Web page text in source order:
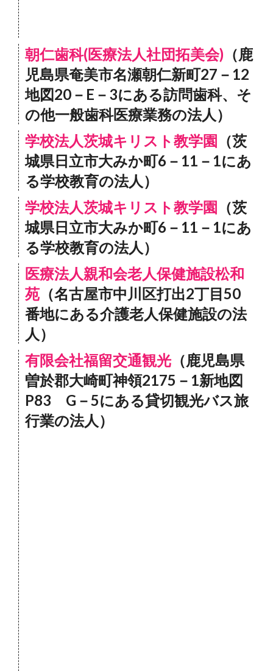
朝仁歯科(医療法人社団拓美会) （鹿
児島県奄美市名瀬朝仁新町27－12
地図20－E－3にある訪問歯科、そ
の他一般歯科医療業務の法人）
学校法人茨城キリスト教学園 （茨
城県日立市大みか町6－11－1にあ
る学校教育の法人）
学校法人茨城キリスト教学園 （茨
城県日立市大みか町6－11－1にあ
る学校教育の法人）
医療法人親和会老人保健施設松和
苑 （名古屋市中川区打出2丁目50
番地にある介護老人保健施設の法
人）
有限会社福留交通観光 （鹿児島県
曽於郡大崎町神領2175－1新地図
P83 G－5にある貸切観光バス旅
行業の法人）